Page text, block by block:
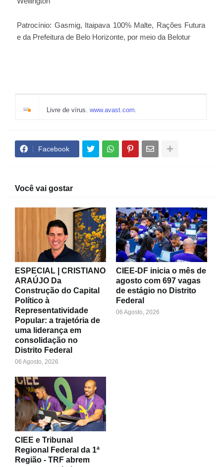
Patrocínio: Gasmig, Itaipava 100% Malte, Rações Futura
e da Prefeitura de Belo Horizonte, por meio da Belotur
Livre de vírus. www.avast.com.
Facebook
Você vai gostar
ESPECIAL | CRISTIANO
ARAÚJO Da
Construção do Capital
Político à
Representatividade
Popular: a trajetória de
uma liderança em
consolidação no
Distrito Federal
06 Agosto, 2026
CIEE-DF inicia o mês de
agosto com 697 vagas
de estágio no Distrito
Federal
06 Agosto, 2026
CIEE e Tribunal
Regional Federal da 1ª
Região - TRF abrem